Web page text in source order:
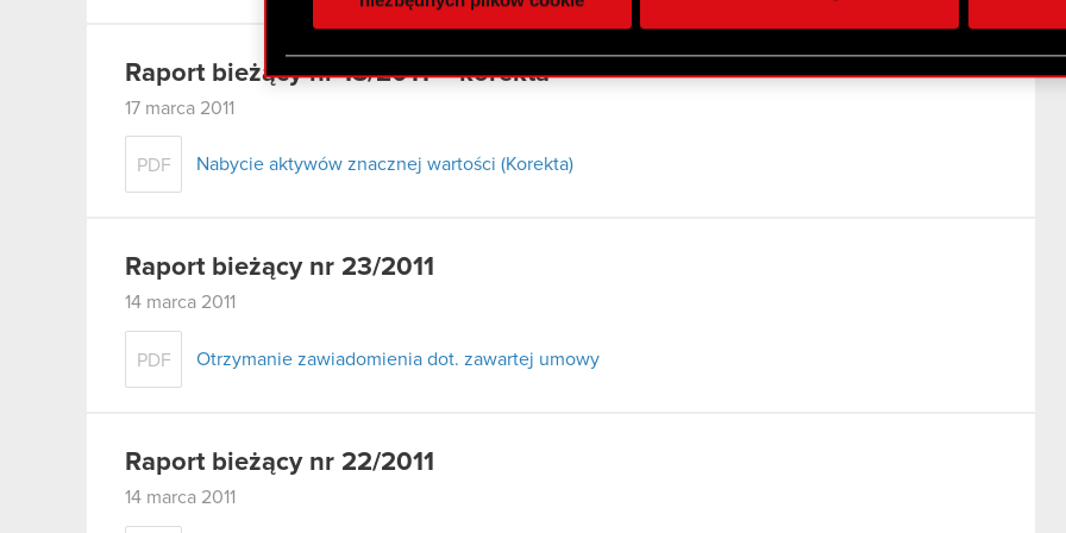
otrzymanymi od Ciebie lub uzyskanymi podczas korzystania z ich usług. Kontynuując
zgadasz się na używanie plików cookie.
Raport bieżący nr 18/2011 – korekta
17 marca 2011
PDF Nabycie aktywów znacznej wartości (Korekta)
Raport bieżący nr 23/2011
14 marca 2011
PDF Otrzymanie zawiadomienia dot. zawartej umowy
Raport bieżący nr 22/2011
14 marca 2011